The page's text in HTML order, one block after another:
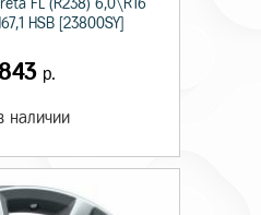
FL (R238) 6,0\R16
HSB [23800SY]
р.
наличии